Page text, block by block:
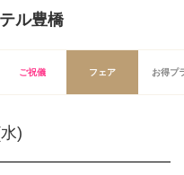
ル豊橋
ご祝儀 フェア お得プ
)